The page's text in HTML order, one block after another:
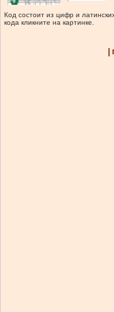
Код состоит из цифр и
кода кликните на картинке.